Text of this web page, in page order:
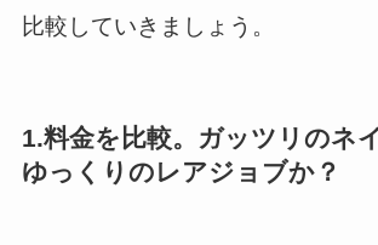
比較していきましょう。
1.料金を比較。ガッツリのネ
ゆっくりのレアジョブか？